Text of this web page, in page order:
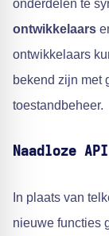
onderdelen te
ontwikkelaars
ontwikkelaars
bekend zijn met
toestandbeheer.
Naadloze
In plaats van
nieuwe functies